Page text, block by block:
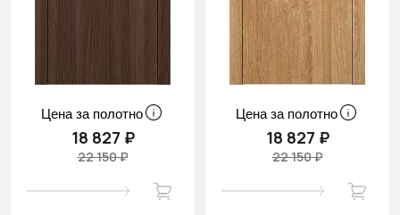
Цена за полотно
18 827 ₽
22 150 ₽
Цена за полотно
18 827 ₽
22 150 ₽